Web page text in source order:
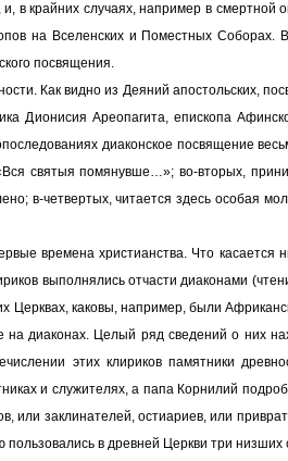
крайних случаях, например в смертной
на Вселенских и Поместных Соборах.
посвящения.
Как видно из Деяний апостольских,
Дионисия Ареопагита, епископа
диаконское посвящение
святыя помянувше…»; во-вторых,
в-четвертых, читается здесь особая
времена христианства. Что
выполнялись отчасти диаконами
каковы, например, были
диаконах. Целый ряд сведений о них
этих клириков памятники
и служителях, а папа Корнилий
или заклинателей, остиариев, или
в древней Церкви три